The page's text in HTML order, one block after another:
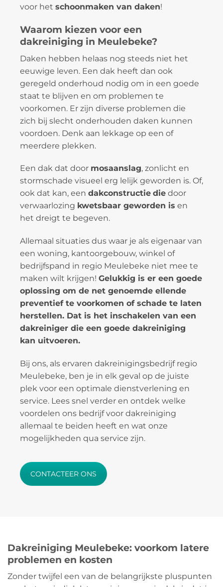
voor het schoonmaken van daken!
Waarom kiezen voor een
dakreiniging in Meulebeke?
Daken hebben helaas nog steeds niet het
eeuwige leven. Een dak heeft dan ook
geregeld onderhoud nodig om in een goede
staat te blijven en om problemen te
voorkomen. Er zijn diverse problemen die
zich bij slecht onderhouden daken kunnen
voordoen. Denk aan lekkage op een of
meerdere plekken.
Een dak dat door mosaanslag, zonlicht en
stormschade visueel erg lelijk geworden is. Of,
ook dat kan, een dakconstructie die door
verwaarlozing kwetsbaar geworden is en
het dreigt te begeven.
Allemaal situaties dus waar je als eigenaar van
een woning, kantoorgebouw, winkel of
bedrijfspand in regio Meulebeke niet mee te
maken wilt krijgen! Gelukkig is er een goede
oplossing om de net genoemde ellende
preventief te voorkomen of schade te laten
herstellen. Dat is het inschakelen van een
dakreiniger die een goede dakreiniging
kan uitvoeren.
Bij ons, als ervaren dakreinigingsbedrijf regio
Meulebeke, ben je in elk geval op de juiste
plek voor een optimale dienstverlening en
service. Lees snel verder en ontdek welke
voordelen ons bedrijf voor dakreiniging
allemaal te beiden heeft en wat onze
mogelijkheden qua service zijn.
CONTACTEER ONS
Dakreiniging Meulebeke: voorkom latere
problemen en kosten
Zonder twijfel een van de belangrijkste pluspunten